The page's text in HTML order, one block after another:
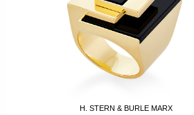
H. STERN & BURLE MARX